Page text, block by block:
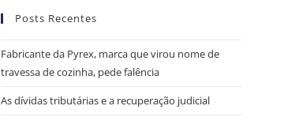
Posts Recentes
Fabricante da Pyrex, marca que virou nome de
travessa de cozinha, pede falência
As dívidas tributárias e a recuperação judicial